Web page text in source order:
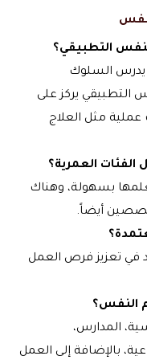
التطبيقي؟
يدرس السلوك
التطبيقي يركز على
مثل العلاج
العمرية؟
بسهولة، وهناك
أيضاً.
في تعزيز فرص العمل
النفس؟
المدارس،
بالإضافة إلى العمل